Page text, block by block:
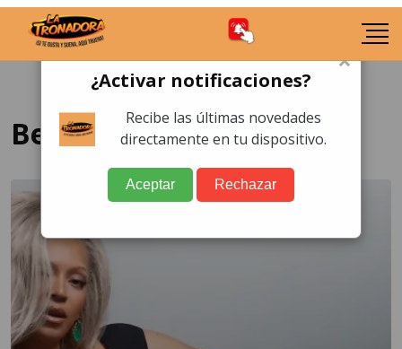
Beyoncé
×
¿Activar notificaciones?
Recibe las últimas novedades
directamente en tu dispositivo.
Aceptar Rechazar